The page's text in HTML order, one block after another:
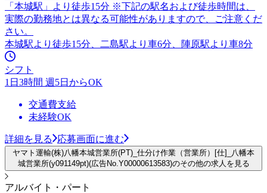
「本城駅」より徒歩15分 ※下記の駅名および徒歩時間は、
実際の勤務地とは異なる可能性がありますので、ご注意くだ
さい。
本城駅より徒歩15分、二島駅より車6分、陣原駅より車8分
シフト
1日3時間 週5日からOK
交通費支給
未経験OK
詳細を見る 応募画面に進む
ヤマト運輸(株)八幡本城営業所(PT)_仕分け作業（営業所）[仕]_八幡本
城営業所(y091149pt)(広告No.Y00000613583)のその他の求人を見る
アルバイト・パート